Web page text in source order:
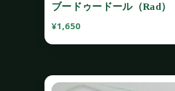
ブードゥードール（Rad）
¥1,650